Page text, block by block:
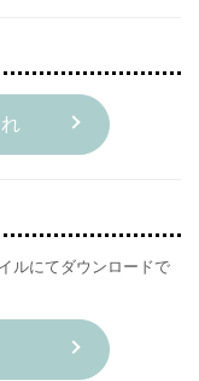
ルにてダウンロードで